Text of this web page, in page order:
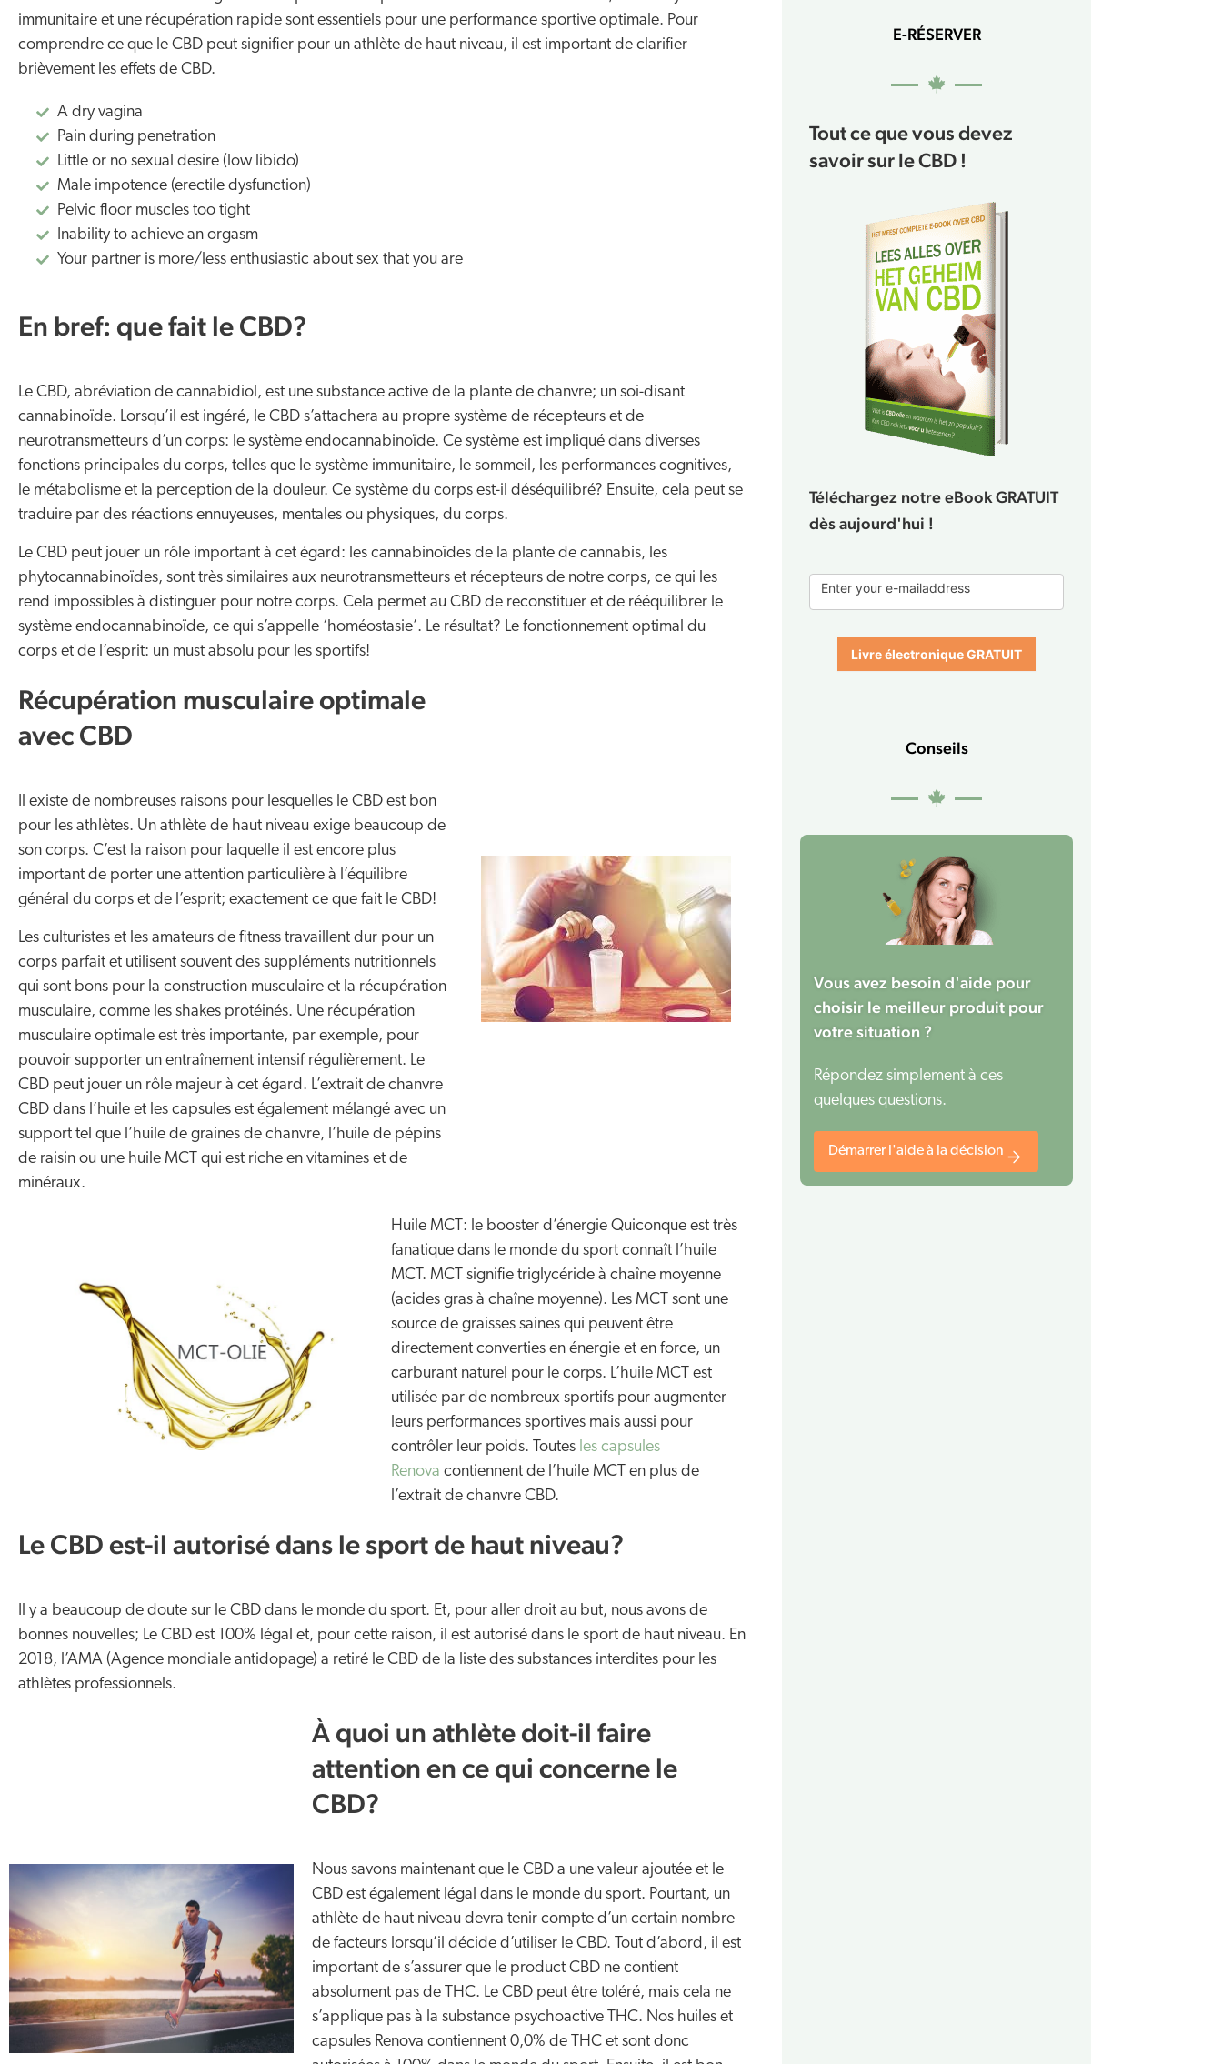
immunitaire et une récupération rapide sont essentiels pour une performance sportive optimale. Pour
comprendre ce que le CBD peut signifier pour un athlète de haut niveau, il est important de clarifier
brièvement les effets de CBD.
a dry vagina
pain during penetration
little or no sexual desire (low libido)
male impotence (erectile dysfunction)
pelvic floor muscles too tight
inability to achieve an orgasm
your partner is more/less enthusiastic about sex that you are
En bref: que fait le CBD?
Le CBD, abréviation de cannabidiol, est une substance active de la plante de chanvre; un soi-disant
cannabinoïde. Lorsqu’il est ingéré, le CBD s’attachera au propre système de récepteurs et de
neurotransmetteurs d’un corps: le système endocannabinoïde. Ce système est impliqué dans diverses
fonctions principales du corps, telles que le système immunitaire, le sommeil, les performances cognitives,
le métabolisme et la perception de la douleur. Ce système du corps est-il déséquilibré? Ensuite, cela peut se
traduire par des réactions ennuyeuses, mentales ou physiques, du corps.
Le CBD peut jouer un rôle important à cet égard: les cannabinoïdes de la plante de cannabis, les
phytocannabinoïdes, sont très similaires aux neurotransmetteurs et récepteurs de notre corps, ce qui les
rend impossibles à distinguer pour notre corps. Cela permet au CBD de reconstituer et de rééquilibrer le
système endocannabinoïde, ce qui s’appelle ‘homéostasie’. Le résultat? Le fonctionnement optimal du
corps et de l’esprit: un must absolu pour les sportifs!
Récupération musculaire optimale
avec CBD
Il existe de nombreuses raisons pour lesquelles le CBD est bon
pour les athlètes. Un athlète de haut niveau exige beaucoup de
son corps. C’est la raison pour laquelle il est encore plus
important de porter une attention particulière à l’équilibre
général du corps et de l’esprit; exactement ce que fait le CBD!
Les culturistes et les amateurs de fitness travaillent dur pour un
corps parfait et utilisent souvent des suppléments nutritionnels
qui sont bons pour la construction musculaire et la récupération
musculaire, comme les shakes protéinés. Une récupération
musculaire optimale est très importante, par exemple, pour
pouvoir supporter un entraînement intensif régulièrement. Le
CBD peut jouer un rôle majeur à cet égard. L’extrait de chanvre
CBD dans l’huile et les capsules est également mélangé avec un
support tel que l’huile de graines de chanvre, l’huile de pépins
de raisin ou une huile MCT qui est riche en vitamines et de
minéraux.
Huile MCT: le booster d’énergie Quiconque est très
fanatique dans le monde du sport connaît l’huile
MCT. MCT signifie triglycéride à chaîne moyenne
(acides gras à chaîne moyenne). Les MCT sont une
source de graisses saines qui peuvent être
directement converties en énergie et en force, un
carburant naturel pour le corps. L’huile MCT est
utilisée par de nombreux sportifs pour augmenter
leurs performances sportives mais aussi pour
contrôler leur poids. Toutes les capsules
Renova contiennent de l’huile MCT en plus de
l’extrait de chanvre CBD.
Le CBD est-il autorisé dans le sport de haut niveau?
Il y a beaucoup de doute sur le CBD dans le monde du sport. Et, pour aller droit au but, nous avons de
bonnes nouvelles; Le CBD est 100% légal et, pour cette raison, il est autorisé dans le sport de haut niveau. En
2018, l’AMA (Agence mondiale antidopage) a retiré le CBD de la liste des substances interdites pour les
athlètes professionnels.
À quoi un athlète doit-il faire
attention en ce qui concerne le
CBD?
Nous savons maintenant que le CBD a une valeur ajoutée et le
CBD est également légal dans le monde du sport. Pourtant, un
athlète de haut niveau devra tenir compte d’un certain nombre
de facteurs lorsqu’il décide d’utiliser le CBD. Tout d’abord, il est
important de s’assurer que le product CBD ne contient
absolument pas de THC. Le CBD peut être toléré, mais cela ne
s’applique pas à la substance psychoactive THC. Nos huiles et
capsules Renova contiennent 0,0% de THC et sont donc
E-RÉSERVER
Tout ce que vous devez
savoir sur le CBD !
Téléchargez notre eBook GRATUIT
dès aujourd'hui !
book
form
Enter your e-mailaddress
Livre électronique GRATUIT
Conseils
Vous avez besoin d'aide pour
choisir le meilleur produit pour
votre situation ?
Répondez simplement à ces
quelques questions.
Démarrer l'aide à la décision